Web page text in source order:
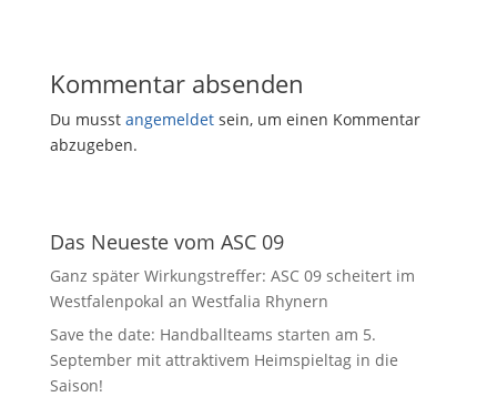
Kommentar absenden
Du musst angemeldetsein, um einen Kommentar
abzugeben.
Das Neueste vom ASC 09
Ganz später Wirkungstreffer: ASC 09 scheitert im
Westfalenpokal an Westfalia Rhynern
Save the date: Handballteams starten am 5.
September mit attraktivem Heimspieltag in die
Saison!